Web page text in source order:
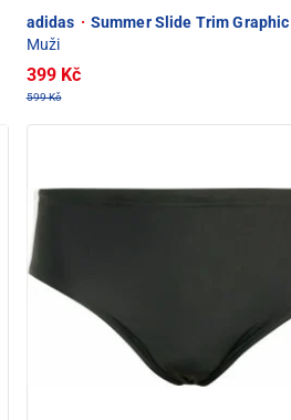
adidas · Summer Slide Trim
Muži
399 Kč
599 Kč